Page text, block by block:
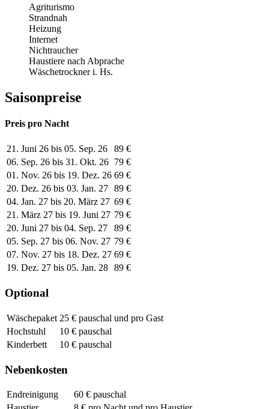
Agriturismo
Strandnah
Heizung
Internet
Nichtraucher
Haustiere nach Abprache
Wäschetrockner i. Hs.
Saisonpreise
Preis pro Nacht
21. Juni 26 bis 05. Sep. 26
89 €
06. Sep. 26 bis 31. Okt. 26 79 €
01. Nov. 26 bis 19. Dez. 26 69 €
20. Dez. 26 bis 03. Jan. 27 89 €
04. Jan. 27 bis 20. März 27 69 €
21. März 27 bis 19. Juni 27 79 €
20. Juni 27 bis 04. Sep. 27
89 €
05. Sep. 27 bis 06. Nov. 27 79 €
07. Nov. 27 bis 18. Dez. 27 69 €
19. Dez. 27 bis 05. Jan. 28 89 €
Optional
Wäschepaket 25 € pauschal und pro Gast
Hochstuhl
10 € pauschal
Kinderbett
10 € pauschal
Nebenkosten
Endreinigung
60 € pauschal